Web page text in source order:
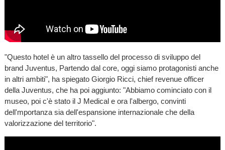
"Questo hotel è un altro tassello del processo di sviluppo del
brand Juventus, Partendo dal core, oggi siamo protagonisti anche
in altri ambiti", ha spiegato Giorgio Ricci, chief revenue officer
della Juventus, che ha poi aggiunto: "Abbiamo cominciato con il
museo, poi c'è stato il J Medical e ora l'albergo, convinti
dell'mportanza sia dell'espansione internazionale che della
valorizzazione del territorio".